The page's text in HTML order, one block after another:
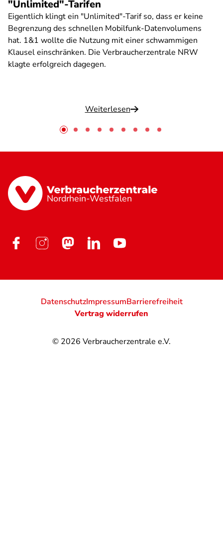
"Unlimited"-Tarifen
Eigentlich klingt ein "Unlimited"-Tarif so, dass er keine
Begrenzung des schnellen Mobilfunk-Datenvolumens
hat. 1&1 wollte die Nutzung mit einer schwammigen
Klausel einschränken. Die Verbraucherzentrale NRW
klagte erfolgreich dagegen.
Weiterlesen
Nordrhein-Westfalen
© 2026 Verbraucherzentrale e.V.
DatenschutzImpressumBarrierefreiheit
Vertrag widerrufen